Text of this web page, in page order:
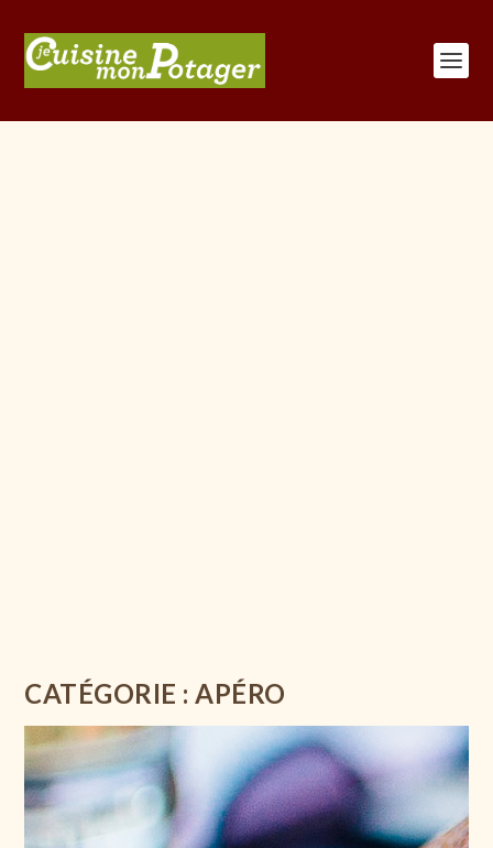
CATÉGORIE :APÉRO